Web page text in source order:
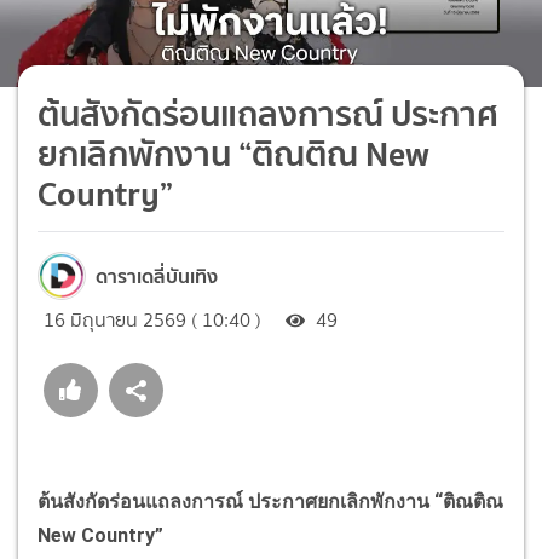
ต้นสังกัดร่อนแถลงการณ์ ประกาศ
ยกเลิกพักงาน “ติณติณ New
Country”
ดาราเดลี่บันเทิง
16 มิถุนายน 2569 ( 10:40 ) 49
ต้นสังกัดร่อนแถลงการณ์ ประกาศยกเลิกพักงาน “ติณติณ
New Country”